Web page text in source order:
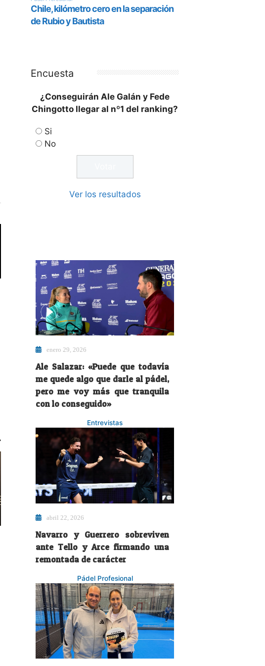
Encuesta
¿Conseguirán Ale Galán y Fede
Chingotto llegar al nº1 del ranking?
Si
No
Ver los resultados
enero 29, 2026
Ale Salazar: «Puede que todavía
me quede algo que darle al pádel,
pero me voy más que tranquila
con lo conseguido»
Entrevistas
abril 22, 2026
Navarro y Guerrero sobreviven
ante Tello y Arce firmando una
remontada de carácter
Pádel Profesional